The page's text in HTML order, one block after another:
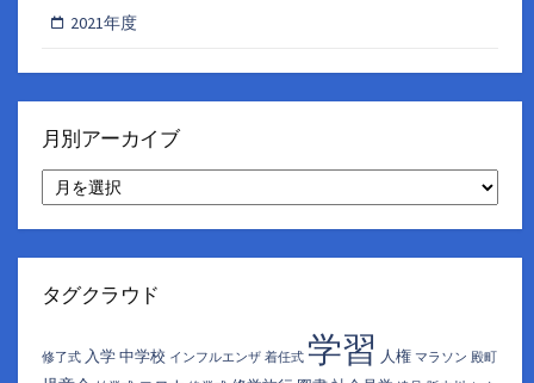
2021年度
月別アーカイブ
別
ア
イ
タグクラウド
修了式 入学 中学校 インフルエンザ 着任式 学習 人権 マラソン 殿町